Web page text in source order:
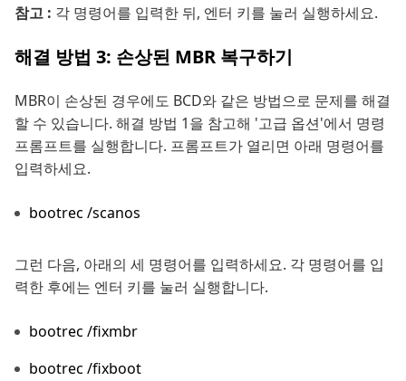
참고 : 각 명령어를 입력한 뒤, 엔터 키를 눌러 실행하세요.
해결 방법 3: 손상된 MBR 복구하기
MBR이 손상된 경우에도 BCD와 같은 방법으로 문제를 해결
할 수 있습니다. 해결 방법 1을 참고해 '고급 옵션'에서 명령
프롬프트를 실행합니다. 프롬프트가 열리면 아래 명령어를
입력하세요.
bootrec /scanos
그런 다음, 아래의 세 명령어를 입력하세요. 각 명령어를 입
력한 후에는 엔터 키를 눌러 실행합니다.
bootrec /fixmbr
bootrec /fixboot